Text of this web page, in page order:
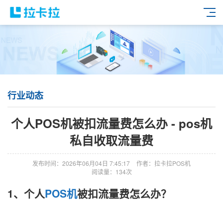
行业动态
个人POS机被扣流量费怎么办 - pos机
私自收取流量费
发布时间：2026年06月04日 7:45:17
作者：拉卡拉POS机
阅读量：134次
1、个人POS机被扣流量费怎么办？